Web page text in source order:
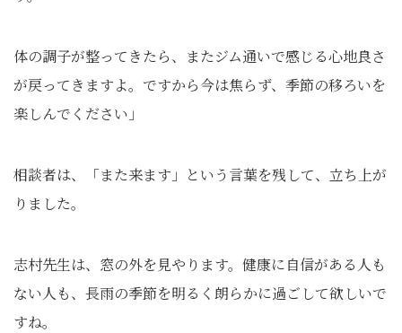
体の調子が整ってきたら、またジム通いで感じる心地良さ
が戻ってきますよ。ですから今は焦らず、季節の移ろいを
楽しんでください」
相談者は、「また来ます」という言葉を残して、立ち上が
りました。
志村先生は、窓の外を見やります。健康に自信がある人も
ない人も、長雨の季節を明るく朗らかに過ごして欲しいで
すね。